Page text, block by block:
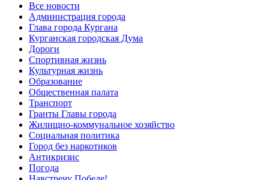
Все новости
Администрация города
Глава города Кургана
Курганская городская Дума
Дороги
Спортивная жизнь
Культурная жизнь
Образование
Общественная палата
Транспорт
Гранты Главы города
Жилищно-коммунальное хозяйство
Социальная политика
Город без наркотиков
Антикризис
Погода